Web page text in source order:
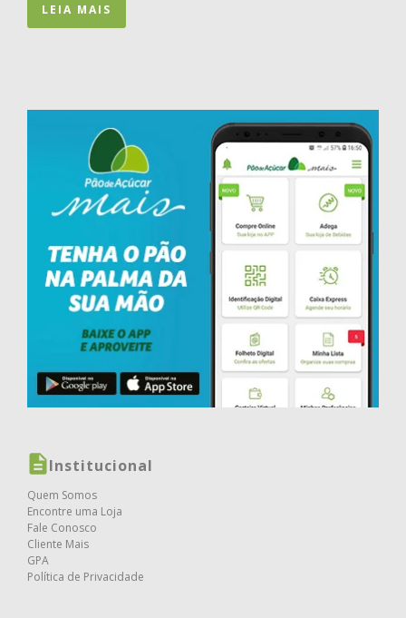
LEIA MAIS
Institucional
Quem Somos
Encontre uma Loja
Fale Conosco
Cliente Mais
GPA
Política de Privacidade